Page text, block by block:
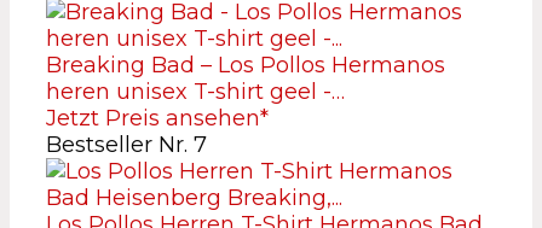
Breaking Bad – Los Pollos Hermanos
heren unisex T-shirt geel -…
Jetzt Preis ansehen*
Bestseller Nr. 7